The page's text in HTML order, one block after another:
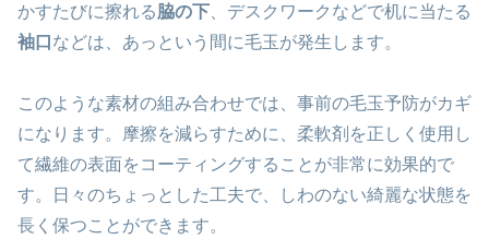
かすたびに擦れる脇の下 、デスクワークなどで机に当たる
袖口 などは、あっという間に毛玉が発生します。
このような素材の組み合わせでは、事前の毛玉予防がカギ
になります。摩擦を減らすために、柔軟剤を正しく使用し
て繊維の表面をコーティングすることが非常に効果的で
す。日々のちょっとした工夫で、しわのない綺麗な状態を
長く保つことができます。